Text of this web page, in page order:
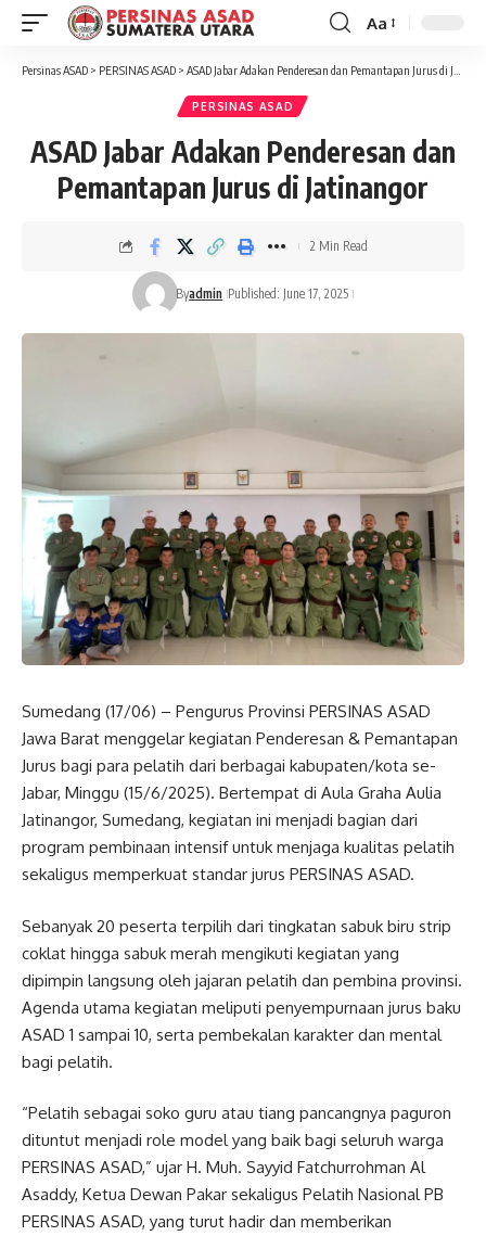
Font
Resizer
Aa
Persinas ASAD > PERSINAS ASAD > ASAD Jabar Adakan Penderesan dan Pemantapan Jurus di Jatinangor
PERSINAS ASAD
ASAD Jabar Adakan Penderesan dan
Pemantapan Jurus di Jatinangor
Byadmin Published: June 17, 2025
2 Min Read
Sumedang (17/06) – Pengurus Provinsi PERSINAS ASAD
Jawa Barat menggelar kegiatan Penderesan & Pemantapan
Jurus bagi para pelatih dari berbagai kabupaten/kota se-
Jabar, Minggu (15/6/2025). Bertempat di Aula Graha Aulia
Jatinangor, Sumedang, kegiatan ini menjadi bagian dari
program pembinaan intensif untuk menjaga kualitas pelatih
sekaligus memperkuat standar jurus PERSINAS ASAD.
Sebanyak 20 peserta terpilih dari tingkatan sabuk biru strip
coklat hingga sabuk merah mengikuti kegiatan yang
dipimpin langsung oleh jajaran pelatih dan pembina provinsi.
Agenda utama kegiatan meliputi penyempurnaan jurus baku
ASAD 1 sampai 10, serta pembekalan karakter dan mental
bagi pelatih.
“Pelatih sebagai soko guru atau tiang pancangnya paguron
dituntut menjadi role model yang baik bagi seluruh warga
PERSINAS ASAD,” ujar H. Muh. Sayyid Fatchurrohman Al
Asaddy, Ketua Dewan Pakar sekaligus Pelatih Nasional PB
PERSINAS ASAD, yang turut hadir dan memberikan